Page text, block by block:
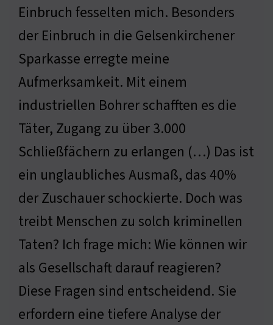
Einbruch fesselten mich. Besonders
der Einbruch in die Gelsenkirchener
Sparkasse erregte meine
Aufmerksamkeit. Mit einem
industriellen Bohrer schafften es die
Täter, Zugang zu über 3.000
Schließfächern zu erlangen (…) Das ist
ein unglaubliches Ausmaß, das 40%
der Zuschauer schockierte. Doch was
treibt Menschen zu solch kriminellen
Taten? Ich frage mich: Wie können wir
als Gesellschaft darauf reagieren?
Diese Fragen sind entscheidend. Sie
erfordern eine tiefere Analyse der